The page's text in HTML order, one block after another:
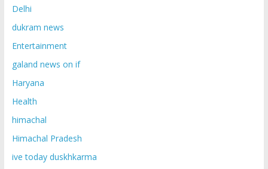
Delhi
dukram news
Entertainment
galand news on if
Haryana
Health
himachal
Himachal Pradesh
ive today duskhkarma